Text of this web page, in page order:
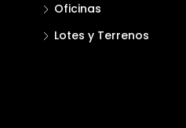
Oficinas
Lotes y Terrenos